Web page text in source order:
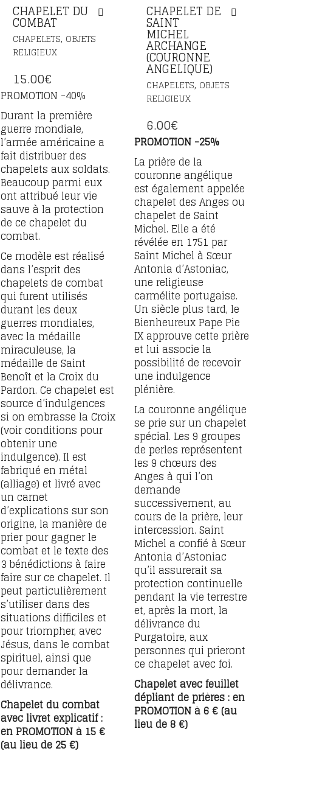
CHAPELET DU
COMBAT
CHAPELETS, OBJETS
RELIGIEUX
15.00€
PROMOTION -40%
Durant la première
guerre mondiale,
l’armée américaine a
fait distribuer des
chapelets aux soldats.
Beaucoup parmi eux
ont attribué leur vie
sauve à la protection
de ce chapelet du
combat.
Ce modèle est réalisé
dans l’esprit des
chapelets de combat
qui furent utilisés
durant les deux
guerres mondiales,
avec la médaille
miraculeuse, la
médaille de Saint
Benoît et la Croix du
Pardon. Ce chapelet est
source d’indulgences
si on embrasse la Croix
(voir conditions pour
obtenir une
indulgence). Il est
fabriqué en métal
(alliage) et livré avec
un carnet
d’explications sur son
origine, la manière de
prier pour gagner le
combat et le texte des
3 bénédictions à faire
faire sur ce chapelet. Il
peut particulièrement
s’utiliser dans des
situations difficiles et
pour triompher, avec
Jésus, dans le combat
spirituel, ainsi que
pour demander la
délivrance.
Chapelet du combat
avec livret explicatif :
en PROMOTION à 15 €
(au lieu de 25 €)
CHAPELET DE
SAINT
MICHEL
ARCHANGE
(COURONNE
ANGELIQUE)
CHAPELETS, OBJETS
RELIGIEUX
6.00€
PROMOTION -25%
La prière de la
couronne angélique
est également appelée
chapelet des Anges ou
chapelet de Saint
Michel. Elle a été
révélée en 1751 par
Saint Michel à Sœur
Antonia d’Astoniac,
une religieuse
carmélite portugaise.
Un siècle plus tard, le
Bienheureux Pape Pie
IX approuve cette prière
et lui associe la
possibilité de recevoir
une indulgence
plénière.
La couronne angélique
se prie sur un chapelet
spécial. Les 9 groupes
de perles représentent
les 9 chœurs des
Anges à qui l’on
demande
successivement, au
cours de la prière, leur
intercession. Saint
Michel a confié à Sœur
Antonia d’Astoniac
qu’il assurerait sa
protection continuelle
pendant la vie terrestre
et, après la mort, la
délivrance du
Purgatoire, aux
personnes qui prieront
ce chapelet avec foi.
Chapelet avec feuillet
dépliant de prières : en
PROMOTION à 6 € (au
lieu de 8 €)